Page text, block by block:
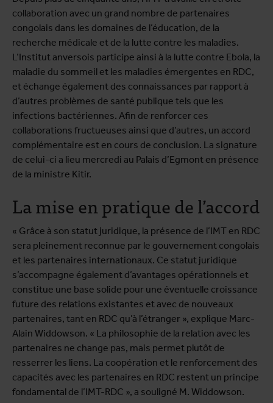
collaboration avec un grand nombre de partenaires
congolais dans les domaines de l’éducation, de la
recherche médicale et de la lutte contre les maladies.
L’Institut anversois participe ainsi à la lutte contre Ebola, la
maladie du sommeil et les maladies émergentes en RDC,
et échange également des connaissances par rapport à
d’autres problèmes de santé publique tels que les
infections bactériennes. Afin de renforcer ces
collaborations fructueuses ainsi que d’autres, un accord
complémentaire est en cours de conclusion. La signature
de celui-ci a lieu mercredi au Palais d’Egmont en présence
de la ministre Kitir.
La mise en pratique de l’accord
« Grâce à son statut juridique, la présence de l’IMT en RDC
sera pleinement reconnue par le gouvernement congolais
et les partenaires internationaux. Ce statut juridique
s’accompagne également d’avantages opérationnels et
constitue une base solide pour une éventuelle croissance
future des relations existantes et avec de nouveaux
partenaires, tant en RDC qu’à l’étranger », explique Marc-
Alain Widdowson. « La philosophie de la relation avec les
partenaires ne change pas, mais permet plutôt de
resserrer les liens. La coopération et le renforcement des
capacités avec les partenaires en RDC restent un principe
fondamental de l’IMT-RDC », a souligné M. Widdowson.